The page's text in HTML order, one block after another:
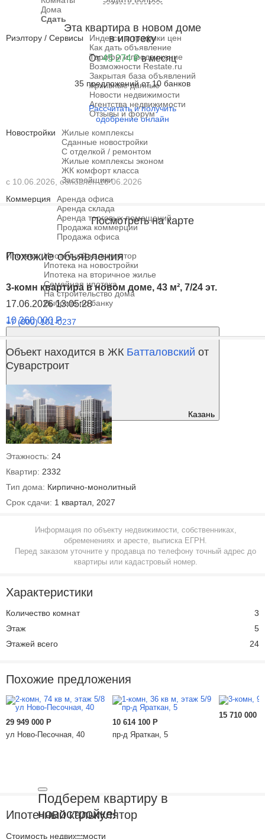
Дома
Сдать
Риэлтору / Сервисы
Индексы и графики цен
Как дать объявление
Тарифы и продвижение
Возможности Restate.ru
Закрытая база объявлений
Архивные данные
Новости недвижимости
Агентства недвижимости
Отзывы и форум
Новостройки
Жилые комплексы
Сданные новостройки
С отделкой / ремонтом
Жилые комплексы эконом
ЖК комфорт класса
Застройщики
Коммерция
Аренда офиса
Аренда склада
Аренда торговых помещений
Продажа коммерции
Продажа офиса
Ипотека
Ипотечный калькулятор
Ипотека на новостройки
Ипотека на вторичное жилье
Семейная ипотека
На строительство дома
Выбрать по банку
+7 (800) 101-0237
Казань
Эта квартира в новом доме
в ипотеку
От45 274 ₽в месяц
35 предложений от 10 банков
Рассчитать и получить
одобрение онлайн
с 10.06.2026, обновлён 10.06.2026
Посмотреть на карте
Похожие объявления
3-комн квартира в новом доме, 43 м², 7/24 эт.
17.06.2026 13:05:28
10 260 000Р
Объект находится в ЖК Батталовский от
Суварстроит
Этажность: 24
Квартир: 2332
Тип дома: Кирпично-монолитный
Срок сдачи: 1 квартал, 2027
Информация по объекту недвижимости, собственниках,
обременениях и аресте, выписка ЕГРН.
Перед заказом уточните у продавца по телефону точный адрес до
квартиры или кадастровый номер.
Характеристики
Количество комнат
3
Этаж
5
Этажей всего
24
Похожие предложения
29 949 000 Р
ул Ново-Песочная, 40
10 614 100 Р
пр-д Яраткан, 5
15 710 000
Ипотечный калькулятор
Стоимость недвижимости
Подберем квартиру в
новостройке!